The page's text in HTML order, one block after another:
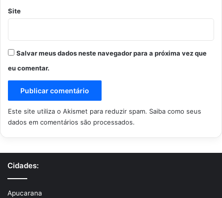
Site
Salvar meus dados neste navegador para a próxima vez que
eu comentar.
Este site utiliza o Akismet para reduzir spam. Saiba como seus
dados em comentários são processados.
Cidades:
Apucarana